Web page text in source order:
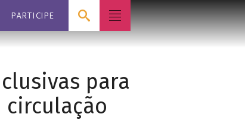
PARTICIPE
para
circulação